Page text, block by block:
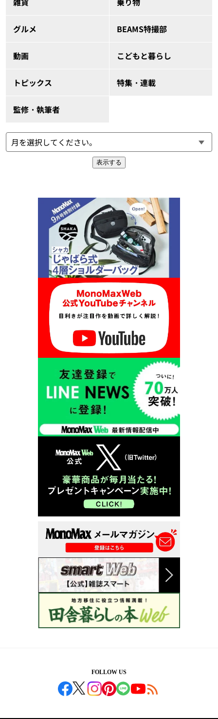
グルメ BEAMS特撮部
動画 こどもと暮らし
トピックス 特集・連載
監修・執筆者
表示する
FOLLOW US